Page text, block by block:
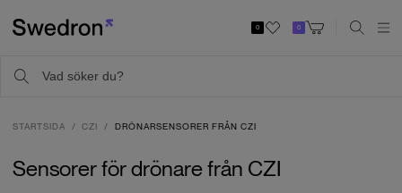
0 0
STARTSIDA CZI DRÖNARSENSORER FRÅN CZI
Sensorer för drönare från CZI